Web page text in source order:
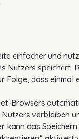
einfacher und
Nutzers
Folge, dass
Browsers
verbleiben
das